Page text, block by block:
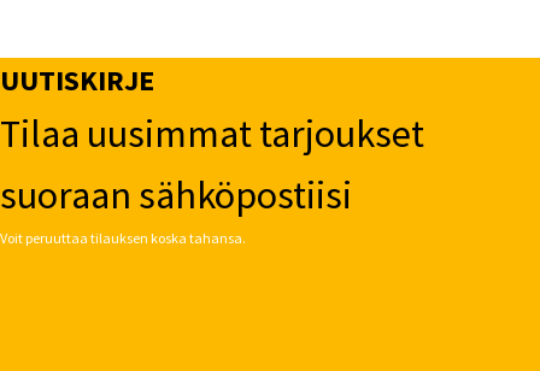
UUTISKIRJE
Tilaa uusimmat tarjoukset
suoraan sähköpostiisi
Voit peruuttaa tilauksen koska tahansa.